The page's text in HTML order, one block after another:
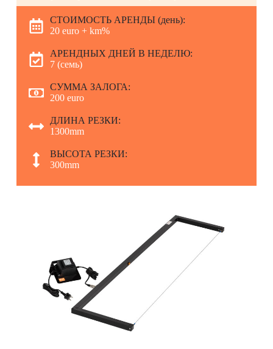
СТОИМОСТЬ АРЕНДЫ (день):
20 euro + km%
АРЕНДНЫХ ДНЕЙ В НЕДЕЛЮ:
7 (семь)
СУММА ЗАЛОГА:
200 euro
ДЛИНА РЕЗКИ:
1300mm
ВЫСОТА РЕЗКИ:
300mm